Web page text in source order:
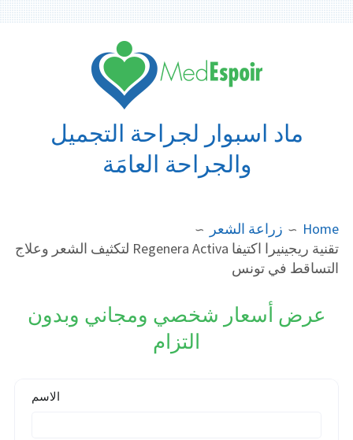
ماد اسبوار لجراحة التجميل
والجراحة العامَة
Home
زراعة الشعر
تقنية ريجينيرا اكتيفا Regenera Activa لتكثيف الشعر وعلاج
التساقط في تونس
عرض أسعار شخصي ومجاني وبدون
التزام